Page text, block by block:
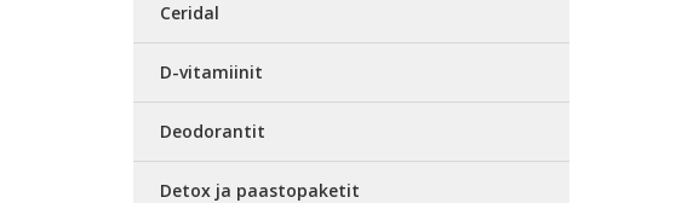
Ceridal
D-vitamiinit
Deodorantit
Detox ja paastopaketit